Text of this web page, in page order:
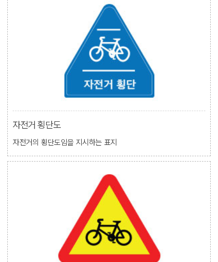
자전거 횡단도
자전거의 횡단도임을 지시하는 표지